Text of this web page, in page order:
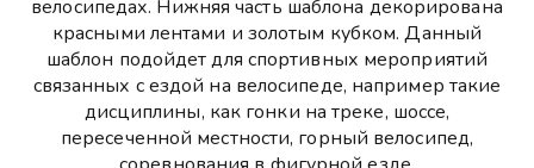
велосипедах. Нижняя часть шаблона декорирована
красными лентами и золотым кубком. Данный
шаблон подойдет для спортивных мероприятий
связанных с ездой на велосипеде, например такие
дисциплины, как гонки на треке, шоссе,
пересеченной местности, горный велосипед,